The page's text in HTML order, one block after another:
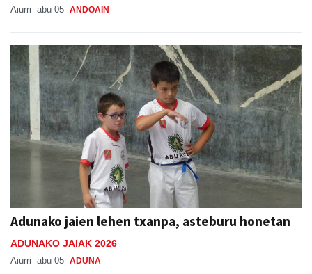
Aiurri abu 05 ANDOAIN
Adunako jaien lehen txanpa, asteburu honetan
ADUNAKO JAIAK 2026
Aiurri abu 05 ADUNA